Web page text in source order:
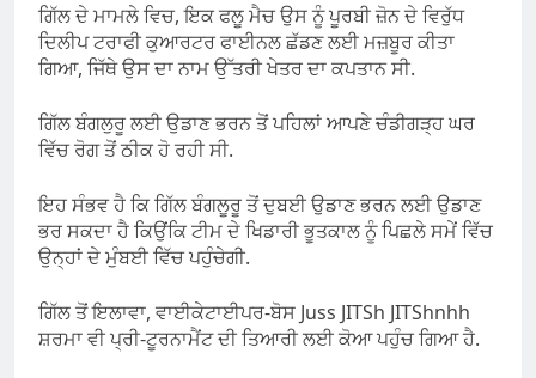
ਗਿੱਲ ਦੇ ਮਾਮਲੇ ਵਿਚ, ਇਕ ਫਲੂ ਮੈਚ ਉਸ ਨੂੰ ਪੂਰਬੀ ਜ਼ੋਨ ਦੇ ਵਿਰੁੱਧ
ਦਿਲੀਪ ਟਰਾਫੀ ਕੁਆਰਟਰ ਫਾਈਨਲ ਛੱਡਣ ਲਈ ਮਜ਼ਬੂਰ ਕੀਤਾ
ਗਿਆ, ਜਿੱਥੇ ਉਸ ਦਾ ਨਾਮ ਉੱਤਰੀ ਖੇਤਰ ਦਾ ਕਪਤਾਨ ਸੀ.
ਗਿੱਲ ਬੰਗਲੁਰੂ ਲਈ ਉਡਾਣ ਭਰਨ ਤੋਂ ਪਹਿਲਾਂ ਆਪਣੇ ਚੰਡੀਗੜ੍ਹ ਘਰ
ਵਿੱਚ ਰੋਗ ਤੋਂ ਠੀਕ ਹੋ ਰਹੀ ਸੀ.
ਇਹ ਸੰਭਵ ਹੈ ਕਿ ਗਿੱਲ ਬੰਗਲੂਰੂ ਤੋਂ ਦੁਬਈ ਉਡਾਣ ਭਰਨ ਲਈ ਉਡਾਣ
ਭਰ ਸਕਦਾ ਹੈ ਕਿਉਂਕਿ ਟੀਮ ਦੇ ਖਿਡਾਰੀ ਭੂਤਕਾਲ ਨੂੰ ਪਿਛਲੇ ਸਮੇਂ ਵਿੱਚ
ਉਨ੍ਹਾਂ ਦੇ ਮੁੰਬਈ ਵਿੱਚ ਪਹੁੰਚੇਗੀ.
ਗਿੱਲ ਤੋਂ ਇਲਾਵਾ, ਵਾਈਕੇਟਾਈਪਰ-ਬੋਸ Juss JITSh JITShnhh
ਸ਼ਰਮਾ ਵੀ ਪ੍ਰੀ-ਟੂਰਨਾਮੈਂਟ ਦੀ ਤਿਆਰੀ ਲਈ ਕੋਆ ਪਹੁੰਚ ਗਿਆ ਹੈ.